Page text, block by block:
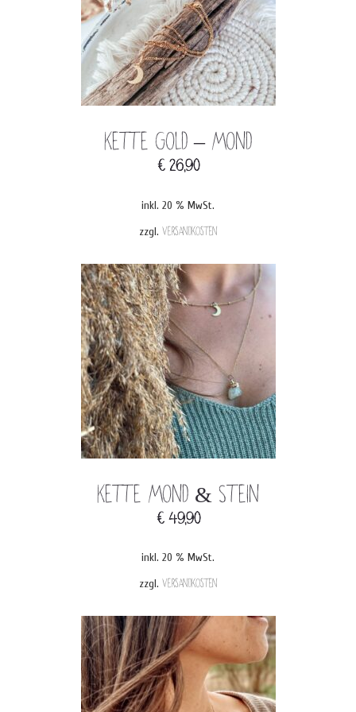
Kette Gold – Mond
€26,90
inkl. 20 % MwSt.
zzgl. Versandkosten
Kette Mond & Stein
€49,90
inkl. 20 % MwSt.
zzgl. Versandkosten